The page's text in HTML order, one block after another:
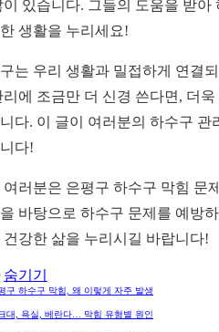
이 있습니다. 그들의 도움을 받
생활을 누리세요!
는 우리 생활과 밀접하게 연결
리에 조금만 더 신경 쓴다면, 더
다. 이 글이 여러분의 하수구
다!
여러분은 은평구 하수구 막힘 문
바탕으로 하수구 문제를 예방
건강한 삶을 누리시길 바랍니다!
숨기기
구 하수구 막힘, 왜 이렇게 자주 발생
대, 욕실, 베란다… 막힘 유형별 원인